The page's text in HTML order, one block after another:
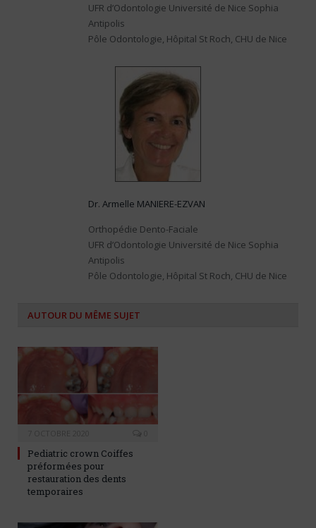
UFR d’Odontologie Université de Nice Sophia
Antipolis
Pôle Odontologie, Hôpital St Roch, CHU de Nice
Dr. Armelle MANIERE-EZVAN
Orthopédie Dento-Faciale
UFR d’Odontologie Université de Nice Sophia
Antipolis
Pôle Odontologie, Hôpital St Roch, CHU de Nice
AUTOUR DU MÊME SUJET
Pediatric crown Coiffes
préformées pour
restauration des dents
temporaires